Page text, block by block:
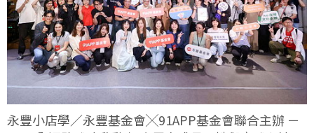
永豐小店學／永豐基金會╳91APP基金會聯合主辦 －